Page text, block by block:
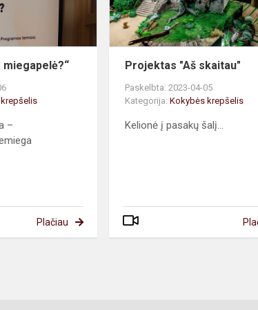
miegapelė?“
–
Plačiau
Projektas "Aš skaitau"
Paskelbta: 2023-04-05
Kategorija:Kokybės krepšelis
Kelionė į pasakų šalį...